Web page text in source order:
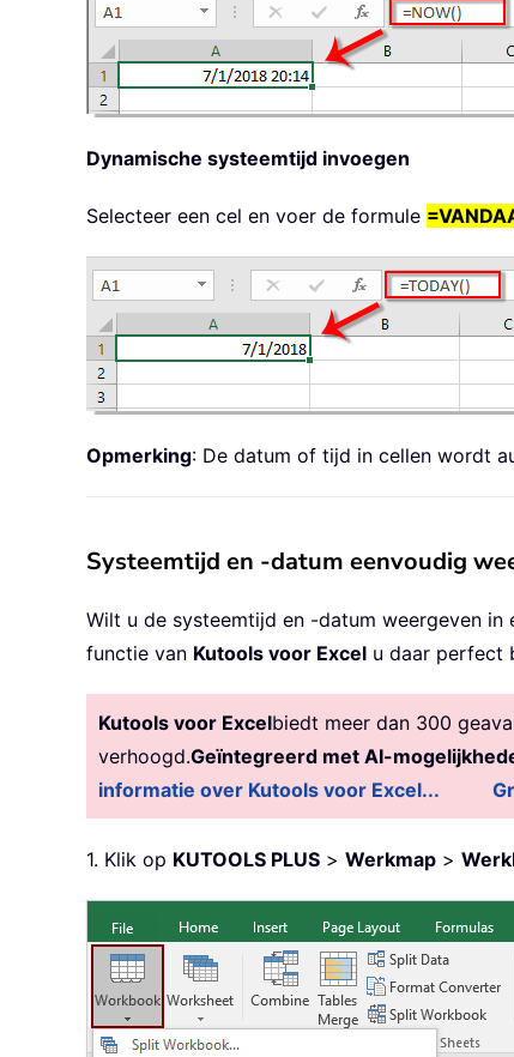
Dynamische systeemtijd invoegen
Selecteer een cel en voer de formule
Opmerking: De datum of tijd in cellen wordt
Systeemtijd en -datum eenvoudig
Wilt u de systeemtijd en -datum weergeven
functie van Kutools voor Excel u daar perfect
Kutools voor Excelbiedt meer dan 300
verhoogd.Geïntegreerd met AI-
informatie over Kutools voor Excel...
1. Klik op KUTOOLS PLUS > Werkmap >